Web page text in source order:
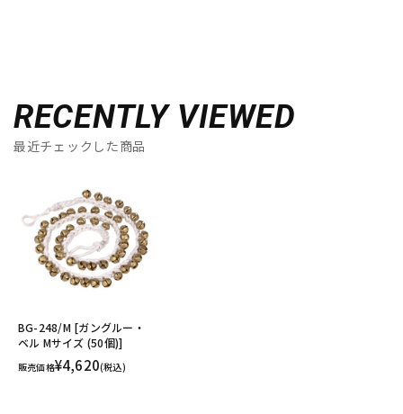
RECENTLY VIEWED
最近チェックした商品
BG-248/M [ガングルー・
ベル Mサイズ (50個)]
販売価格¥4,620(税込)